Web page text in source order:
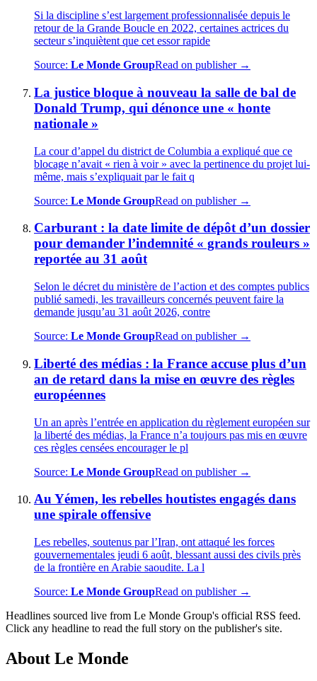
Si la discipline s’est largement professionnalisée depuis le
retour de la Grande Boucle en 2022, certaines actrices du
secteur s’inquiètent que cet essor rapide
Source: Le Monde GroupRead on publisher →
La justice bloque à nouveau la salle de bal de
Donald Trump, qui dénonce une « honte
nationale »
La cour d’appel du district de Columbia a expliqué que ce
blocage n’avait « rien à voir » avec la pertinence du projet lui-
même, mais s’expliquait par le fait q
Source: Le Monde GroupRead on publisher →
Carburant : la date limite de dépôt d’un dossier
pour demander l’indemnité « grands rouleurs »
reportée au 31 août
Selon le décret du ministère de l’action et des comptes publics
publié samedi, les travailleurs concernés peuvent faire la
demande jusqu’au 31 août 2026, contre
Source: Le Monde GroupRead on publisher →
Liberté des médias : la France accuse plus d’un
an de retard dans la mise en œuvre des règles
européennes
Un an après l’entrée en application du règlement européen sur
la liberté des médias, la France n’a toujours pas mis en œuvre
ces règles censées encourager le pl
Source: Le Monde GroupRead on publisher →
Au Yémen, les rebelles houtistes engagés dans
une spirale offensive
Les rebelles, soutenus par l’Iran, ont attaqué les forces
gouvernementales jeudi 6 août, blessant aussi des civils près
de la frontière en Arabie saoudite. La l
Source: Le Monde GroupRead on publisher →
Headlines sourced live from Le Monde Group's official RSS feed.
Click any headline to read the full story on the publisher's site.
About Le Monde